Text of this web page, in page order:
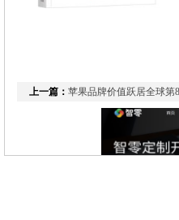
上一篇： 苹果品牌价值跃居全球第